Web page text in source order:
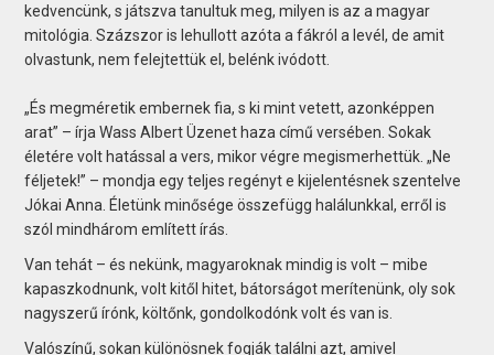
kedvencünk, s játszva tanultuk meg, milyen is az a magyar
mitológia. Százszor is lehullott azóta a fákról a levél, de amit
olvastunk, nem felejtettük el, belénk ivódott.
„És megméretik embernek fia, s ki mint vetett, azonképpen
arat” – írja Wass Albert Üzenet haza című versében. Sokak
életére volt hatással a vers, mikor végre megismerhettük. „Ne
féljetek!” – mondja egy teljes regényt e kijelentésnek szentelve
Jókai Anna. Életünk minősége összefügg halálunkkal, erről is
szól mindhárom említett írás.
Van tehát – és nekünk, magyaroknak mindig is volt – mibe
kapaszkodnunk, volt kitől hitet, bátorságot merítenünk, oly sok
nagyszerű írónk, költőnk, gondolkodónk volt és van is.
Valószínű, sokan különösnek fogják találni azt, amivel